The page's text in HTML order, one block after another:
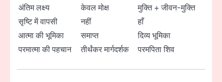
अंतिम लक्ष्य
केवल मोक्ष
मुक्ति + जीवन-मुक्ति
सृष्टि में वापसी
नहीं
हाँ
आत्मा की भूमिका
समाप्त
दिव्य भूमिका
परमात्मा की पहचान
तीर्थंकर मार्गदर्शक परमपिता शिव